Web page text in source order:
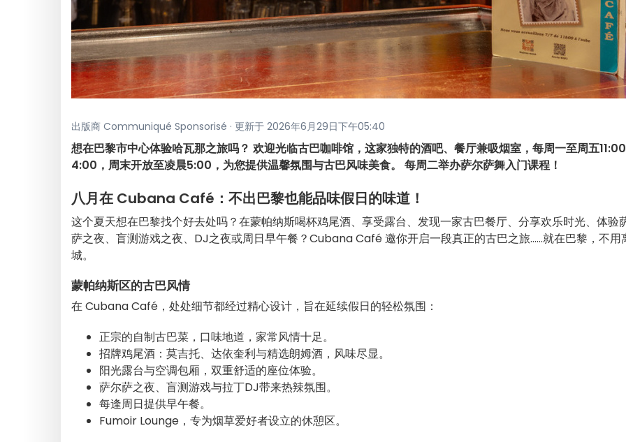
出版商 Communiqué Sponsorisé · 更新于 2026年6月29日下午05:40
想在巴黎市中心体验哈瓦那之旅吗？ 欢迎光临古巴咖啡馆，这家独特的酒吧、餐厅兼吸烟室，每周一至周五
4:00，周末开放至凌晨5:00，为您提供温馨氛围与古巴风味美食。 每周二举办萨尔萨舞入门课程！
八月在 Cubana Café：不出巴黎也能品味假日的味道！
这个夏天想在巴黎找个好去处吗？在蒙帕纳斯喝杯鸡尾酒、享受露台、发现一家古巴餐厅、分享欢乐时光、体验
萨之夜、盲测游戏之夜、DJ之夜或周日早午餐？Cubana Café 邀你开启一段真正的古巴之旅……就在巴黎，不用
城。
蒙帕纳斯区的古巴风情
在 Cubana Café，处处细节都经过精心设计，旨在延续假日的轻松氛围：
正宗的自制古巴菜，口味地道，家常风情十足。
招牌鸡尾酒：莫吉托、达依奎利与精选朗姆酒，风味尽显。
阳光露台与空调包厢，双重舒适的座位体验。
萨尔萨之夜、盲测游戏与拉丁DJ带来热辣氛围。
每逢周日提供早午餐。
Fumoir Lounge，专为烟草爱好者设立的休憩区。